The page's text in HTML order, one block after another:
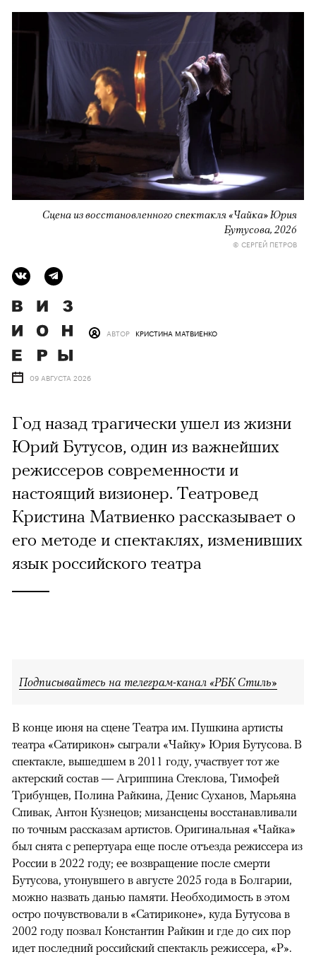
Сцена из восстановленного спектакля «Чайка» Юрия
Бутусова, 2026
© СЕРГЕЙ ПЕТРОВ
АВТОР КРИСТИНА МАТВИЕНКО
09 АВГУСТА 2026
Год назад трагически ушел из жизни
Юрий Бутусов, один из важнейших
режиссеров современности и
настоящий визионер. Театровед
Кристина Матвиенко рассказывает о
его методе и спектаклях, изменивших
язык российского театра
Подписывайтесь на телеграм-канал «РБК Стиль»
В конце июня на сцене Театра им. Пушкина артисты
театра «Сатирикон» сыграли «Чайку» Юрия Бутусова. В
спектакле, вышедшем в 2011 году, участвует тот же
актерский состав — Агриппина Стеклова, Тимофей
Трибунцев, Полина Райкина, Денис Суханов, Марьяна
Спивак, Антон Кузнецов; мизансцены восстанавливали
по точным рассказам артистов. Оригинальная «Чайка»
был снята с репертуара еще после отъезда режиссера из
России в 2022 году; ее возвращение после смерти
Бутусова, утонувшего в августе 2025 года в Болгарии,
можно назвать данью памяти. Необходимость в этом
остро почувствовали в «Сатириконе», куда Бутусова в
2002 году позвал Константин Райкин и где до сих пор
идет последний российский спектакль режиссера, «Р».